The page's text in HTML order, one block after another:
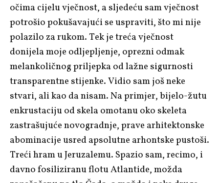
očima cijelu vječnost, a sljedeću sam vječnost
potrošio pokušavajući se uspraviti, što mi nije
polazilo za rukom. Tek je treća vječnost
donijela moje odljepljenje, oprezni odmak
melankoličnog priljepka od lažne sigurnosti
transparentne stijenke. Vidio sam još neke
stvari, ali kao da nisam. Na primjer, bijelo-žutu
enkrustaciju od skela omotanu oko skeleta
zastrašujuće novogradnje, prave arhitektonske
abominacije usred apsolutne arhontske pustoši.
Treći hram u Jeruzalemu. Spazio sam, recimo, i
davno fosiliziranu flotu Atlantide, možda